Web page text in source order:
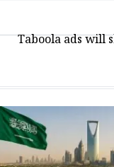
Taboola ads will